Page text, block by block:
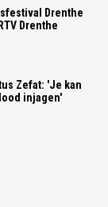
Drenthe
Drenthe
Zefat: 'Je kan
injagen'